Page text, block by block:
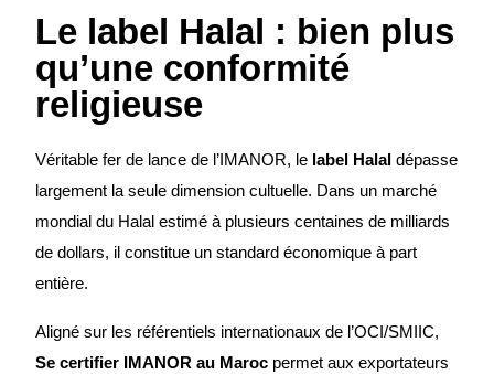
Le label Halal : bien plus
qu’une conformité
religieuse
Véritable fer de lance de l’IMANOR, le label Halal dépasse
largement la seule dimension cultuelle. Dans un marché
mondial du Halal estimé à plusieurs centaines de milliards
de dollars, il constitue un standard économique à part
entière.
Aligné sur les référentiels internationaux de l’OCI/SMIIC,
Se certifier IMANOR au Maroc permet aux exportateurs